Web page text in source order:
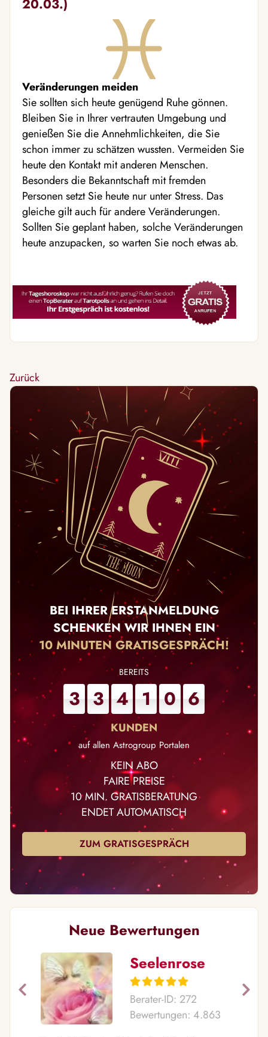
20.03.)
Veränderungen meiden
Sie sollten sich heute genügend Ruhe gönnen.
Bleiben Sie in Ihrer vertrauten Umgebung und
genießen Sie die Annehmlichkeiten, die Sie
schon immer zu schätzen wussten. Vermeiden Sie
heute den Kontakt mit anderen Menschen.
Besonders die Bekanntschaft mit fremden
Personen setzt Sie heute nur unter Stress. Das
gleiche gilt auch für andere Veränderungen.
Sollten Sie geplant haben, solche Veränderungen
heute anzupacken, so warten Sie noch etwas ab.
Zurück
BEI IHRER ERSTANMELDUNG
SCHENKEN WIR IHNEN EIN
10 MINUTEN GRATISGESPRÄCH!
3 3 4 1 0 6
auf allen Astrogroup Portalen
KEIN ABO
FAIRE PREISE
10 MIN. GRATISBERATUNG
ENDET AUTOMATISCH
ZUM GRATISGESPRÄCH
Neue Bewertungen
Seelenrose
Berater-ID: 272
Bewertungen: 4.863